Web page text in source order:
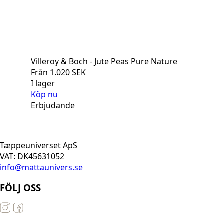
Villeroy & Boch - Jute Peas Pure Nature
Från 1.020SEK
I lager
Köp nu
Erbjudande
Tæppeuniverset ApS
VAT: DK45631052
info@mattaunivers.se
FÖLJ OSS